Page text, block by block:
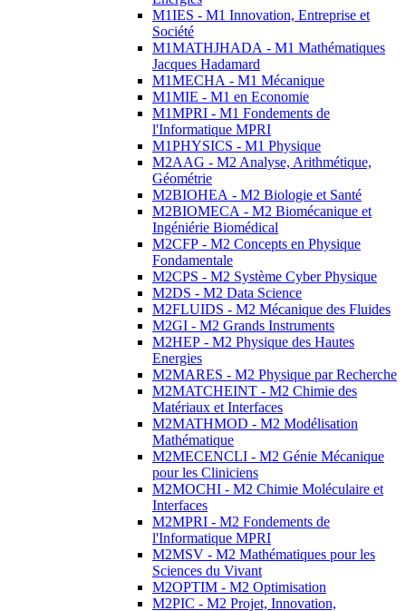
M1IES - M1 Innovation, Entreprise et
Société
M1MATHJHADA - M1 Mathématiques
Jacques Hadamard
M1MECHA - M1 Mécanique
M1MIE - M1 en Economie
M1MPRI - M1 Fondements de
l'Informatique MPRI
M1PHYSICS - M1 Physique
M2AAG - M2 Analyse, Arithmétique,
Géométrie
M2BIOHEA - M2 Biologie et Santé
M2BIOMECA - M2 Biomécanique et
Ingéniérie Biomédical
M2CFP - M2 Concepts en Physique
Fondamentale
M2CPS - M2 Système Cyber Physique
M2DS - M2 Data Science
M2FLUIDS - M2 Mécanique des Fluides
M2GI - M2 Grands Instruments
M2HEP - M2 Physique des Hautes
Energies
M2MARES - M2 Physique par Recherche
M2MATCHEINT - M2 Chimie des
Matériaux et Interfaces
M2MATHMOD - M2 Modélisation
Mathématique
M2MECENCLI - M2 Génie Mécanique
pour les Cliniciens
M2MOCHI - M2 Chimie Moléculaire et
Interfaces
M2MPRI - M2 Fondements de
l'Informatique MPRI
M2MSV - M2 Mathématiques pour les
Sciences du Vivant
M2OPTIM - M2 Optimisation
M2PIC - M2 Projet, Innovation,